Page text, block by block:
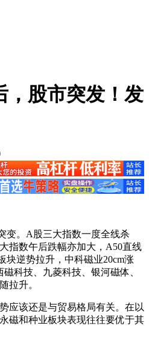
，股市突发！发
变。A股三大指数一度全线杀
指数午后跌幅亦加大，A50直线
块逆势拉升，中科磁业20cm涨
科技、九菱科技、银河磁体、
拉升。
应该还是与贸易格局有关。在以
磁和种业板块表现往往要优于其